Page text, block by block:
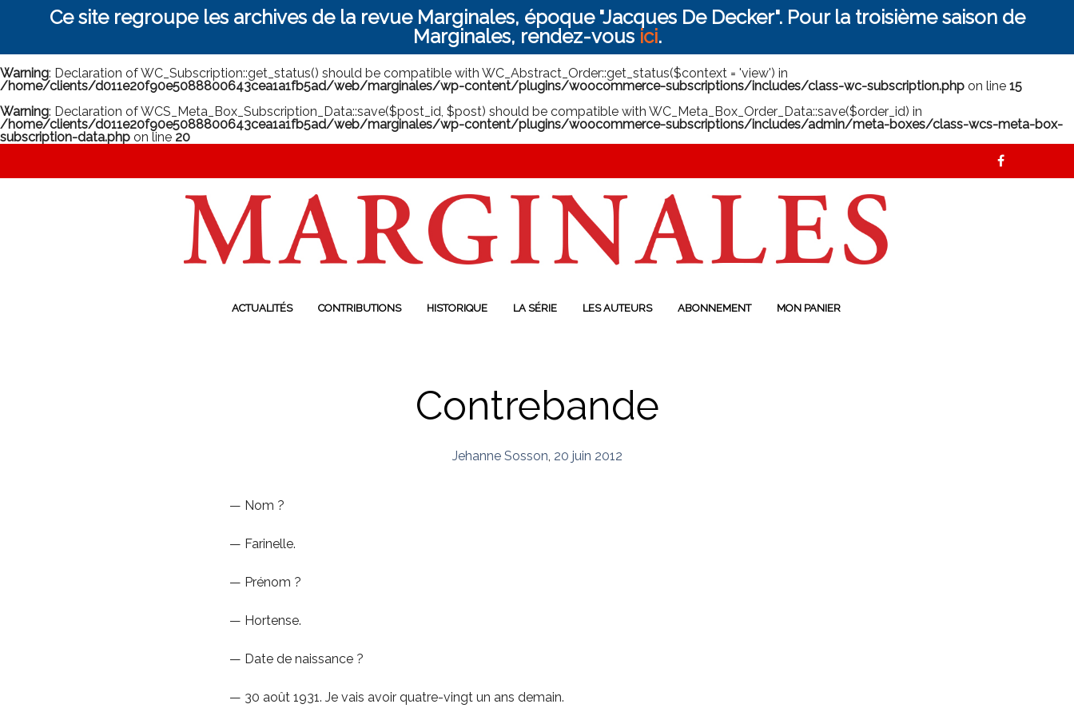
Ce site regroupe les archives de la revue Marginales, époque "Jacques De Decker". Pour la troisième saison de
Marginales, rendez-vous ici.
Warning: Declaration of WC_Subscription::get_status() should be compatible with WC_Abstract_Order::get_status($context = 'view') in
/home/clients/d011e20f90e5088800643cea1a1fb5ad/web/marginales/wp-content/plugins/woocommerce-subscriptions/includes/class-wc-subscription.php on line 15
Warning: Declaration of WCS_Meta_Box_Subscription_Data::save($post_id, $post) should be compatible with WC_Meta_Box_Order_Data::save($order_id) in
/home/clients/d011e20f90e5088800643cea1a1fb5ad/web/marginales/wp-content/plugins/woocommerce-subscriptions/includes/admin/meta-boxes/class-wcs-meta-box-
subscription-data.php on line 20
ACTUALITÉS CONTRIBUTIONS HISTORIQUE LA SÉRIE LES AUTEURS ABONNEMENT MON PANIER
Contrebande
Jehanne Sosson 20 juin 2012
— Nom ?
— Farinelle.
— Prénom ?
— Hortense.
— Date de naissance ?
— 30 août 1931. Je vais avoir quatre-vingt un ans demain.